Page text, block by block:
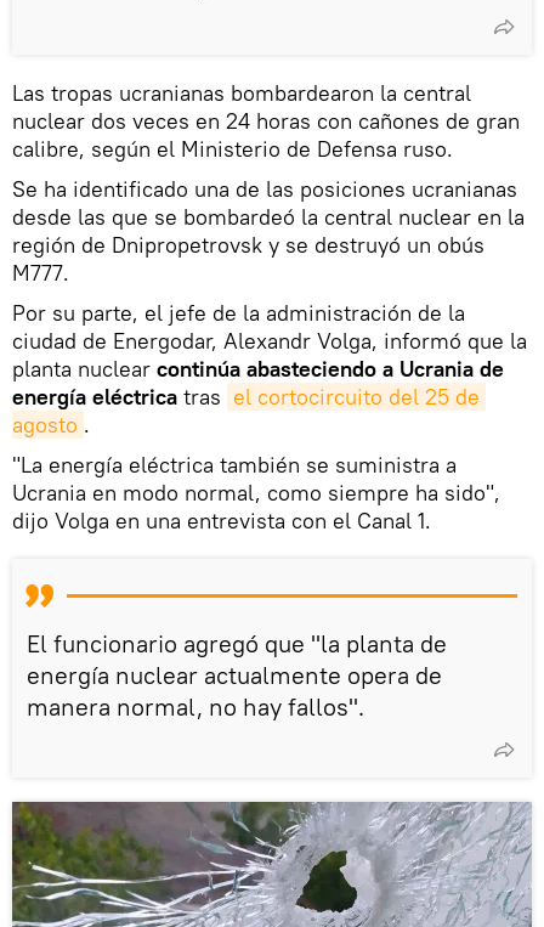
Las tropas ucranianas bombardearon la central
nuclear dos veces en 24 horas con cañones de gran
calibre, según el Ministerio de Defensa ruso.
Se ha identificado una de las posiciones ucranianas
desde las que se bombardeó la central nuclear en la
región de Dnipropetrovsk y se destruyó un obús
M777.
Por su parte, el jefe de la administración de la
ciudad de Energodar, Alexandr Volga, informó que la
planta nuclear continúa abasteciendo a Ucrania de
energía eléctrica tras el cortocircuito del 25 de
agosto .
"La energía eléctrica también se suministra a
Ucrania en modo normal, como siempre ha sido",
dijo Volga en una entrevista con el Canal 1.
El funcionario agregó que "la planta de
energía nuclear actualmente opera de
manera normal, no hay fallos".